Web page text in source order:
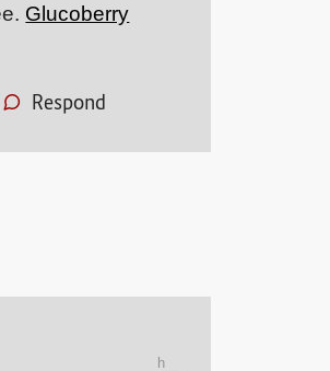
Glucoberry
Respond
h